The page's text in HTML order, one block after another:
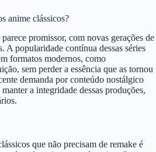
anime clássicos?
promissor, com novas gerações de
A popularidade contínua dessas séries
formatos modernos, como
sem perder a essência que as tornou
demanda por conteúdo nostálgico
a integridade dessas produções,
que não precisam de remake é